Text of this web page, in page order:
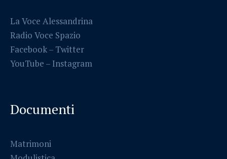
La Voce Alessandrina
Radio Voce Spazio
Facebook– Twitter
YouTube – Instagram
Documenti
Matrimoni